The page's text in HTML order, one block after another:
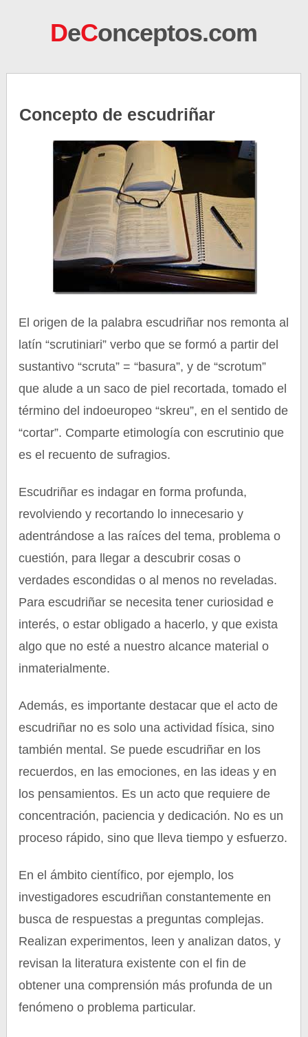
DeConceptos.com
Concepto de escudriñar
El origen de la palabra escudriñar nos remonta al
latín “scrutiniari” verbo que se formó a partir del
sustantivo “scruta” = “basura”, y de “scrotum”
que alude a un saco de piel recortada, tomado el
término del indoeuropeo “skreu”, en el sentido de
“cortar”. Comparte etimología con escrutinio que
es el recuento de sufragios.
Escudriñar es indagar en forma profunda,
revolviendo y recortando lo innecesario y
adentrándose a las raíces del tema, problema o
cuestión, para llegar a descubrir cosas o
verdades escondidas o al menos no reveladas.
Para escudriñar se necesita tener curiosidad e
interés, o estar obligado a hacerlo, y que exista
algo que no esté a nuestro alcance material o
inmaterialmente.
Además, es importante destacar que el acto de
escudriñar no es solo una actividad física, sino
también mental. Se puede escudriñar en los
recuerdos, en las emociones, en las ideas y en
los pensamientos. Es un acto que requiere de
concentración, paciencia y dedicación. No es un
proceso rápido, sino que lleva tiempo y esfuerzo.
En el ámbito científico, por ejemplo, los
investigadores escudriñan constantemente en
busca de respuestas a preguntas complejas.
Realizan experimentos, leen y analizan datos, y
revisan la literatura existente con el fin de
obtener una comprensión más profunda de un
fenómeno o problema particular.